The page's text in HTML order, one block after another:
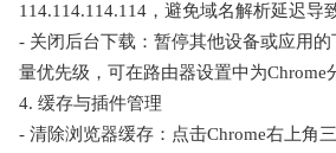
114.114.114.114，避免域名解析延迟导
- 关闭后台下载：暂停其他设备或应用
量优先级，可在路由器设置中为Chrome
4. 缓存与插件管理
- 清除浏览器缓存：点击Chrome右上角